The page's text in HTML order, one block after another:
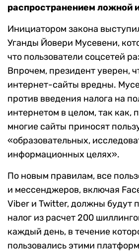
распространением ложной
Инициатором закона
Уганды Йовери Мусевени,
что пользователи соцсетей
Впрочем, президент уверен,
интернет-сайты вредны.
против введения налога на
интернетом в целом, так как,
многие сайты приносят
«образовательных,
информационных целях».
По новым правилам, все
и мессенджеров, включая
Viber и Twitter, должны будут
налог из расчет 200
каждый день, в течение
пользовались этими